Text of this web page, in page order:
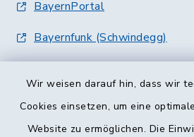
Wir weisen darauf hin, dass wir
Cookies einsetzen, um eine
Website zu ermöglichen. Die
BayernPortal
Bayernfunk (Schwindegg)